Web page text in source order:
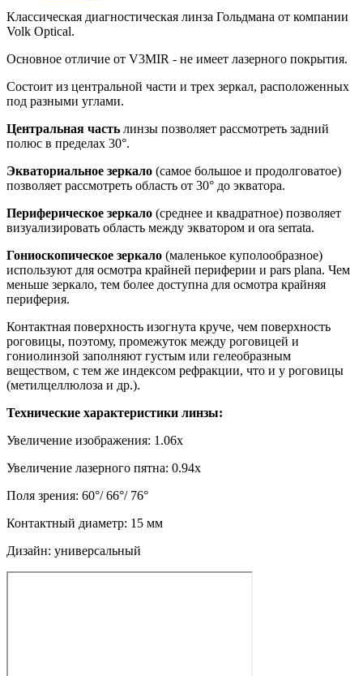
Классическая диагностическая линза Гольдмана от компании
Volk Optical.
Основное отличие от V3MIR - не имеет лазерного покрытия.
Состоит из центральной части и трех зеркал, расположенных
под разными углами.
Центральная часть линзы позволяет рассмотреть задний
полюс в пределах 30°.
Экваториальное зеркало (самое большое и продолговатое)
позволяет рассмотреть область от 30° до экватора.
Периферическое зеркало (среднее и квадратное) позволяет
визуализировать область между экватором и ora serrata.
Гониоскопическое зеркало (маленькое куполообразное)
используют для осмотра крайней периферии и pars plana. Чем
меньше зеркало, тем более доступна для осмотра крайняя
периферия.
Контактная поверхность изогнута круче, чем поверхность
роговицы, поэтому, промежуток между роговицей и
гониолинзой заполняют густым или гелеобразным
веществом, с тем же индексом рефракции, что и у роговицы
(метилцеллюлоза и др.).
Технические характеристики линзы:
Увеличение изображения: 1.06x
Увеличение лазерного пятна: 0.94x
Поля зрения: 60°/ 66°/ 76°
Контактный диаметр: 15 мм
Дизайн: универсальный